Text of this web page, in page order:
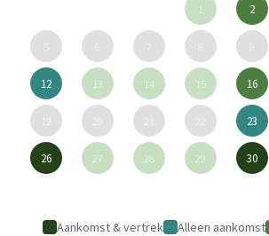
1 2
12 13 14 15 16
23
26 27 28 29 30
Aankomst & vertrek Alleen aankomst